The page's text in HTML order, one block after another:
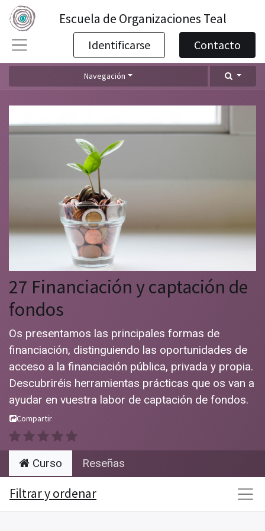
Escuela de Organizaciones Teal
Identificarse Contacto
Navegación
27 Financiación y captación de
fondos
Os presentamos las principales formas de
financiación, distinguiendo las oportunidades de
acceso a la financiación pública, privada y propia.
Descubriréis herramientas prácticas que os van a
ayudar en vuestra labor de captación de fondos.
Compartir
Curso Reseñas
Filtrar y ordenar